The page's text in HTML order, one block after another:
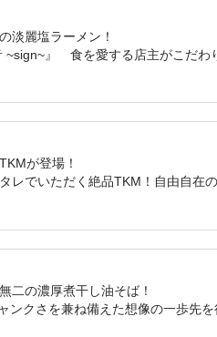
淡麗塩ラーメン！
~sign~』 食を愛する店主がこだわ
が登場！
レでいただく絶品TKM！自由自在
二の濃厚煮干し油そば！
ンクさを兼ね備えた想像の一歩先